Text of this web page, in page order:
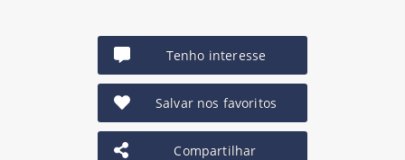
Tenho interesse
Salvar nos favoritos
Compartilhar